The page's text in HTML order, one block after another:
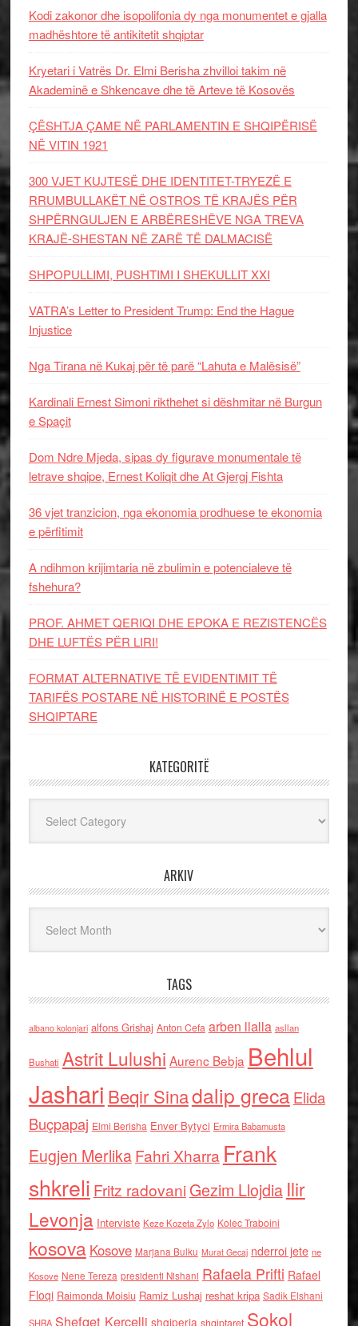
Kodi zakonor dhe isopolifonia dy nga monumentet e gjalla
madhështore të antikitetit shqiptar
Kryetari i Vatrës Dr. Elmi Berisha zhvilloi takim në
Akademinë e Shkencave dhe të Arteve të Kosovës
ÇËSHTJA ÇAME NË PARLAMENTIN E SHQIPËRISË
NË VITIN 1921
300 VJET KUJTESË DHE IDENTITET-TRYEZË E
RRUMBULLAKËT NË OSTROS TË KRAJËS PËR
SHPËRNGULJEN E ARBËRESHËVE NGA TREVA
KRAJË-SHESTAN NË ZARË TË DALMACISË
SHPOPULLIMI, PUSHTIMI I SHEKULLIT XXI
VATRA’s Letter to President Trump: End the Hague
Injustice
Nga Tirana në Kukaj për të parë “Lahuta e Malësisë”
Kardinali Ernest Simoni rikthehet si dëshmitar në Burgun
e Spaçit
Dom Ndre Mjeda, sipas dy figurave monumentale të
letrave shqipe, Ernest Koliqit dhe At Gjergj Fishta
36 vjet tranzicion, nga ekonomia prodhuese te ekonomia
e përfitimit
A ndihmon krijimtaria në zbulimin e potencialeve të
fshehura?
PROF. AHMET QERIQI DHE EPOKA E REZISTENCЁS
DHE LUFTЁS PЁR LIRI!
FORMAT ALTERNATIVE TË EVIDENTIMIT TË
TARIFËS POSTARE NË HISTORINË E POSTËS
SHQIPTARE
KATEGORITË
ARKIV
TAGS
albano kolonjari alfons Grishaj Anton Cefa arben llalla asllan
Bushati Astrit Lulushi Aurenc Bebja Behlul
Jashari Beqir Sinadalip grecaElida
Buçpapaj Elmi Berisha Enver Bytyci Ermira Babamusta
Eugjen MerlikaFahri Xharra Frank
shkreli Fritz radovaniGezim Llojdia Ilir
Levonja Interviste Keze Kozeta Zylo Kolec Traboini
kosova Kosove Marjana Bulku Murat Gecaj nderroi jete ne
Kosove Nene Tereza presidenti Nishani Rafaela Prifti Rafael
Floqi Raimonda Moisiu Ramiz Lushaj reshat kripa Sadik Elshani
SHBA Shefqet Kercelli shqiperia shqiptaret Sokol